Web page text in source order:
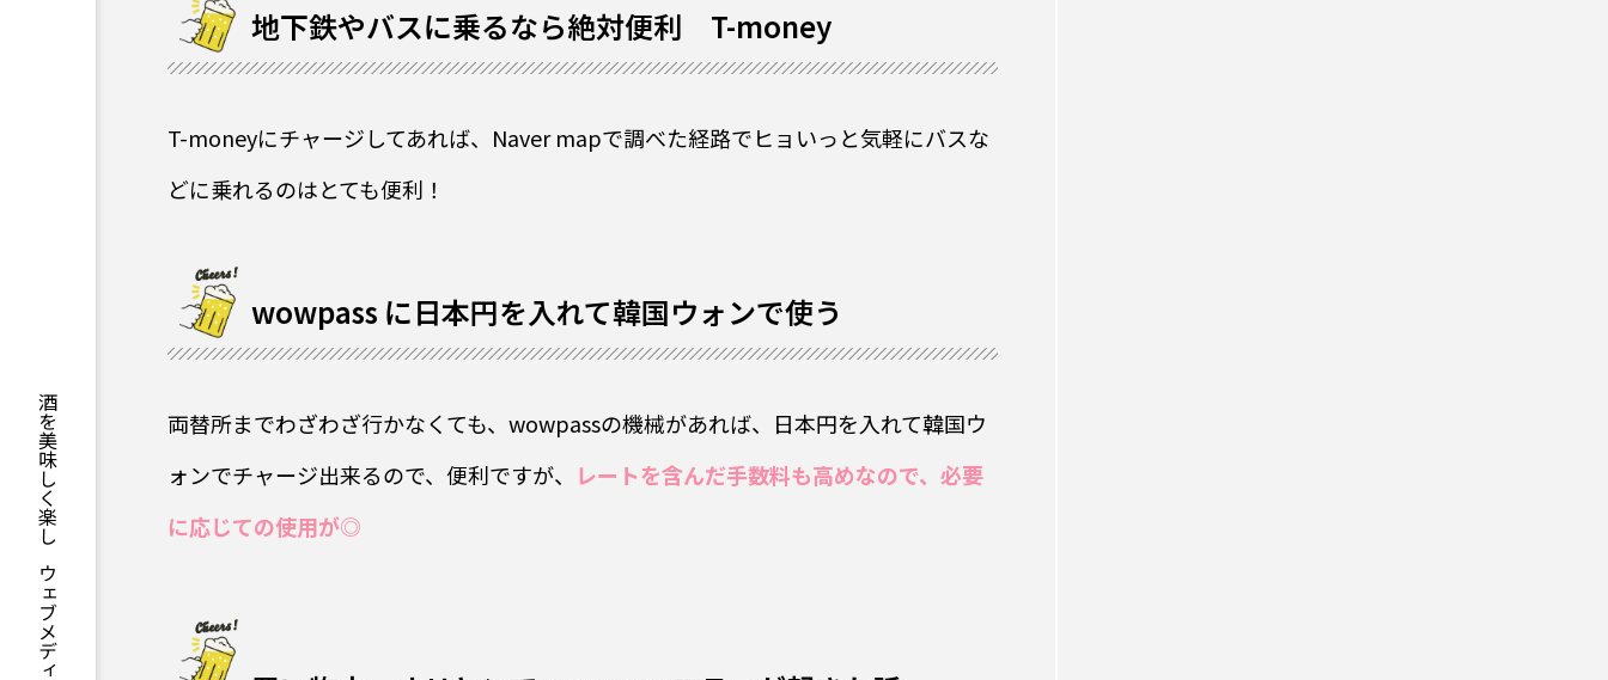
「お酒を美味しく楽しむウェブメディア」
地下鉄やバスに乗るなら絶対便利 T-money
T-moneyにチャージしてあれば、Naver mapで調べた経路でヒョいっと気軽にバスな
どに乗れるのはとても便利！
wowpass に日本円を入れて韓国ウォンで使う
両替所までわざわざ行かなくても、wowpassの機械があれば、日本円を入れて韓国ウ
ォンでチャージ出来るので、便利ですが、
レートを含んだ手数料も高めなので、必要
に応じての使用が◎